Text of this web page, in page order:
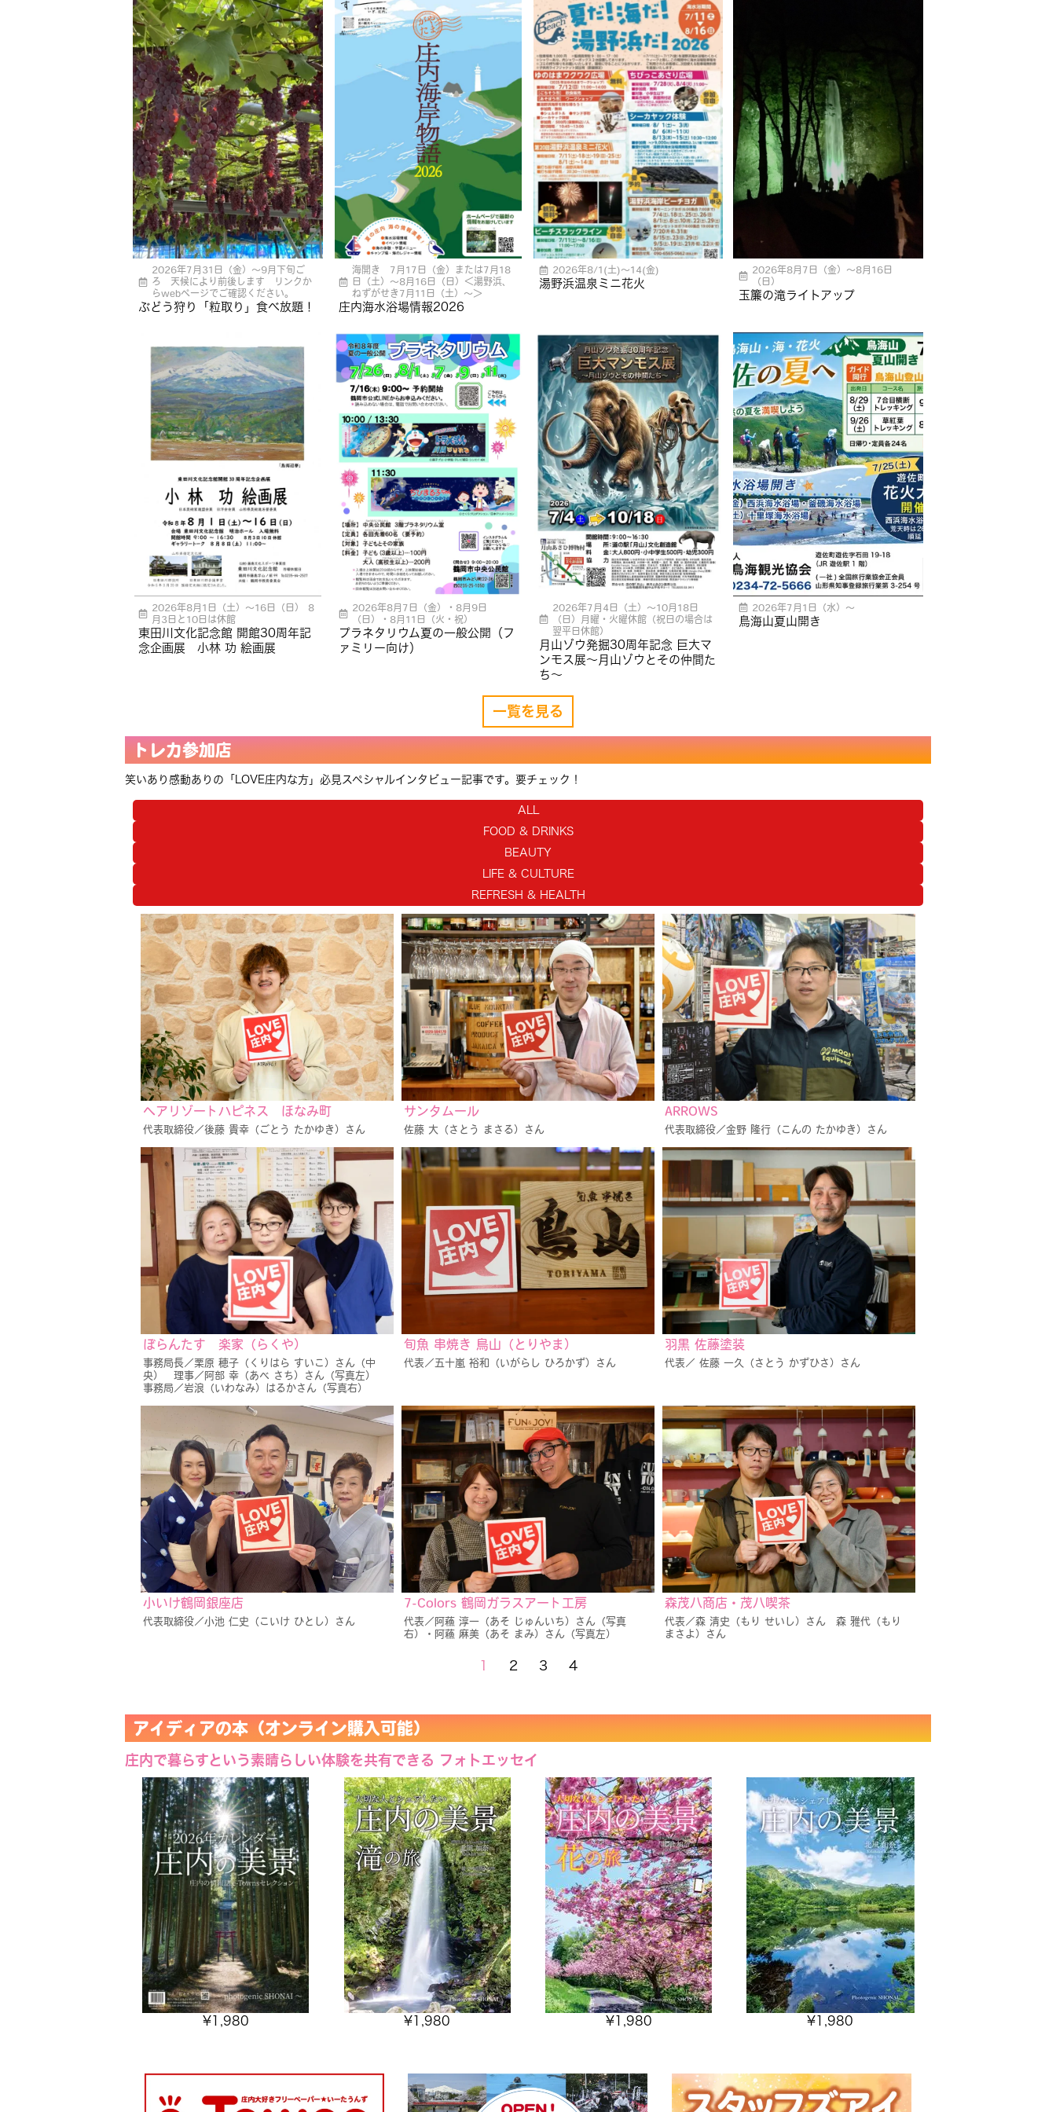
2026年7月31日（金）〜9月下旬ご
ろ 天候により前後します リンクか
らwebページでご確認ください。
ぶどう狩り「粒取り」食べ放題！
海開き 7月17日（金）または7月18
日（土）〜8月16日（日）＜湯野浜、
ねずがせき7月11日（土）〜＞
庄内海水浴場情報2026
2026年8/1(土)〜14(金)
湯野浜温泉ミニ花火
2026年8月7日（金）〜8月16日
（日）
玉簾の滝ライトアップ
2026年8月1日（土）～16日（日） 8
月3日と10日は休館
東田川文化記念館 開館30周年記
念企画展 小林 功 絵画展
2026年8月7日（金）・8月9日
（日）・8月11日（火・祝）
プラネタリウム夏の一般公開（フ
ァミリー向け）
2026年7月4日（土）～10月18日
（日）月曜・火曜休館（祝日の場合は
翌平日休館）
月山ゾウ発掘30周年記念 巨大マ
ンモス展〜月山ゾウとその仲間た
ち〜
2026年7月1日（水）〜
鳥海山夏山開き
一覧を見る
トレカ参加店
笑いあり感動ありの「LOVE庄内な方」必見スペシャルインタビュー記事です。要チェック！
ALL
FOOD & DRINKS
BEAUTY
LIFE & CULTURE
REFRESH & HEALTH
ヘアリゾートハピネス ほなみ町
代表取締役／後藤 貴幸（ごとう たかゆき）さん
サンタムール
佐藤 大（さとう まさる）さん
ARROWS
代表取締役／金野 隆行（こんの たかゆき）さん
ぼらんたす 楽家（らくや）
事務局長／栗原 穂子（くりはら すいこ）さん（中
央） 理事／阿部 幸（あべ さち）さん（写真左）
事務局／岩浪（いわなみ）はるかさん（写真右）
旬魚 串焼き 鳥山（とりやま）
代表／五十嵐 裕和（いがらし ひろかず）さん
羽黒 佐藤塗装
代表／ 佐藤 一久（さとう かずひさ）さん
小いけ鶴岡銀座店
代表取締役／小池 仁史（こいけ ひとし）さん
7-Colors 鶴岡ガラスアート工房
代表／阿蘓 淳一（あそ じゅんいち）さん（写真
右）・阿蘓 麻美（あそ まみ）さん（写真左）
森茂八商店・茂八喫茶
代表／森 清史（もり せいし）さん 森 雅代（もり
まさよ）さん
1 2 3 4
アイディアの本（オンライン購入可能）
庄内で暮らすという素晴らしい体験を共有できる フォトエッセイ
¥1,980 ¥1,980 ¥1,980 ¥1,980